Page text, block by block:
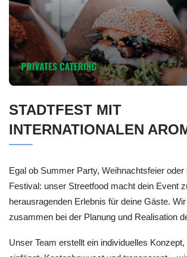
STADTFEST MIT
INTERNATIONALEN
Egal ob Summer Party, Weihnachtsfeier
Festival: unser Streetfood macht dein Event
herausragenden Erlebnis für deine Gäste.
zusammen bei der Planung und Realisation
Unser Team erstellt ein individuelles